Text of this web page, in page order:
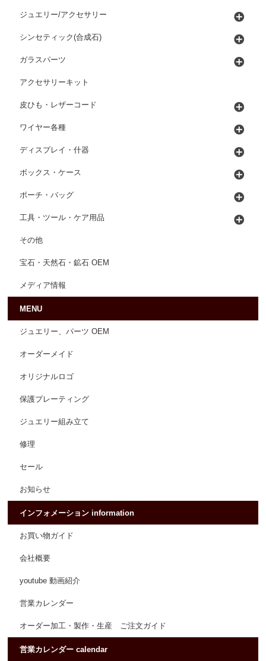
ジュエリー/アクセサリー
シンセティック(合成石)
ガラスパーツ
アクセサリーキット
皮ひも・レザーコード
ワイヤー各種
ディスプレイ・什器
ボックス・ケース
ポーチ・バッグ
工具・ツール・ケア用品
その他
宝石・天然石・鉱石 OEM
メディア情報
MENU
ジュエリー、パーツ OEM
オーダーメイド
オリジナルロゴ
保護プレーティング
ジュエリー組み立て
修理
セール
お知らせ
インフォメーション information
お買い物ガイド
会社概要
youtube 動画紹介
営業カレンダー
オーダー加工・製作・生産 ご注文ガイド
営業カレンダー calendar